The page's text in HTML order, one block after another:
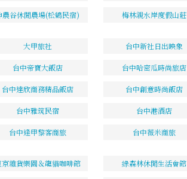
農谷休閒農場(松鶴民宿) 梅林親水岸度假山莊
大甲旅社 台中新社日出映象
台中帝寶大飯店 台中哈密瓜時尚旅店
台中達欣商務精品飯店 台中創意時尚飯店
台中雅筑民宿 台中港酒店
台中逢甲黎客商旅 台中薇米商旅
京雜貨樂園＆龍貓咖啡館 綠森林休閒生活會館